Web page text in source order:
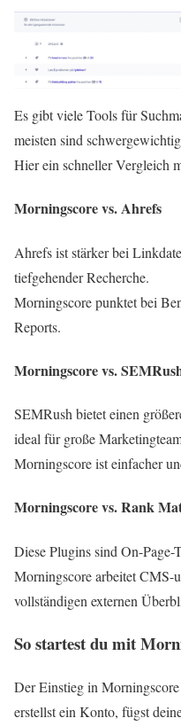
Es gibt viele Tools für
meisten sind
Hier ein schneller Vergleich
Morningscore vs. Ahrefs
Ahrefs ist stärker bei
tiefgehender Recherche.
Morningscore punktet bei
Reports.
Morningscore vs.
SEMRush bietet einen
ideal für große
Morningscore ist einfacher
Morningscore vs. Rank
Diese Plugins sind On-Page-
Morningscore arbeitet CMS-
vollständigen externen
So startest du mit
Der Einstieg in
erstellst ein Konto, fügst